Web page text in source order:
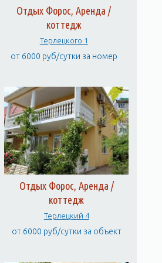
Отдых Форос, Аренда /
коттедж
Терлецкого 1
от 6000 руб/сутки за номер
Отдых Форос, Аренда /
коттедж
Терлецкий 4
от 6000 руб/сутки за объект